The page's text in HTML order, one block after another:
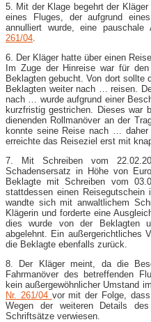
5. Mit der Klage begehrt der
eines Fluges, der aufgrund
annulliert wurde, eine pauschale
261/04
6. Der Kläger hatte über einen
Im Zuge der Hinreise war für
Beklagten gebucht. Von dort sollte
Beklagten weiter nach … reisen.
nach … wurde aufgrund einer
kurzfristig gestrichen. Dieses war
dienenden Rollmanöver an der
konnte seine Reise nach …
erreichte das Reiseziel erst mit
7. Mit Schreiben vom
Schadensersatz in Höhe von
Beklagte mit Schreiben vom
stattdessen einen
wandte sich mit anwaltlichem
Klägerin und forderte eine
dies wurde von der Beklagten
abgelehnt. Ein außergerichtliches
die Beklagte ebenfalls zurück.
8. Der Kläger meint, da die
Fahrmanöver des betreffenden
kein außergewöhnlicher Umstand
Nr. 261/04 vor mit der Folge,
Wegen der weiteren Details
Schriftsätze verwiesen.